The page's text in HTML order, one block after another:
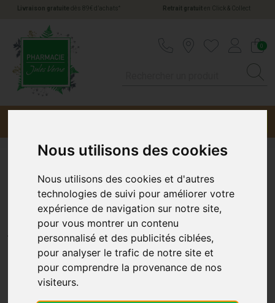
Nous utilisons des cookies
Nous utilisons des cookies et d'autres
technologies de suivi pour améliorer votre
expérience de navigation sur notre site,
pour vous montrer un contenu
personnalisé et des publicités ciblées,
pour analyser le trafic de notre site et
pour comprendre la provenance de nos
visiteurs.
Livraison gratuite dès 89€ d’achats * Retrait gratuiten Click & Collect
0
Belladonna 7Ch Tube granule
Boiron
BOIRON